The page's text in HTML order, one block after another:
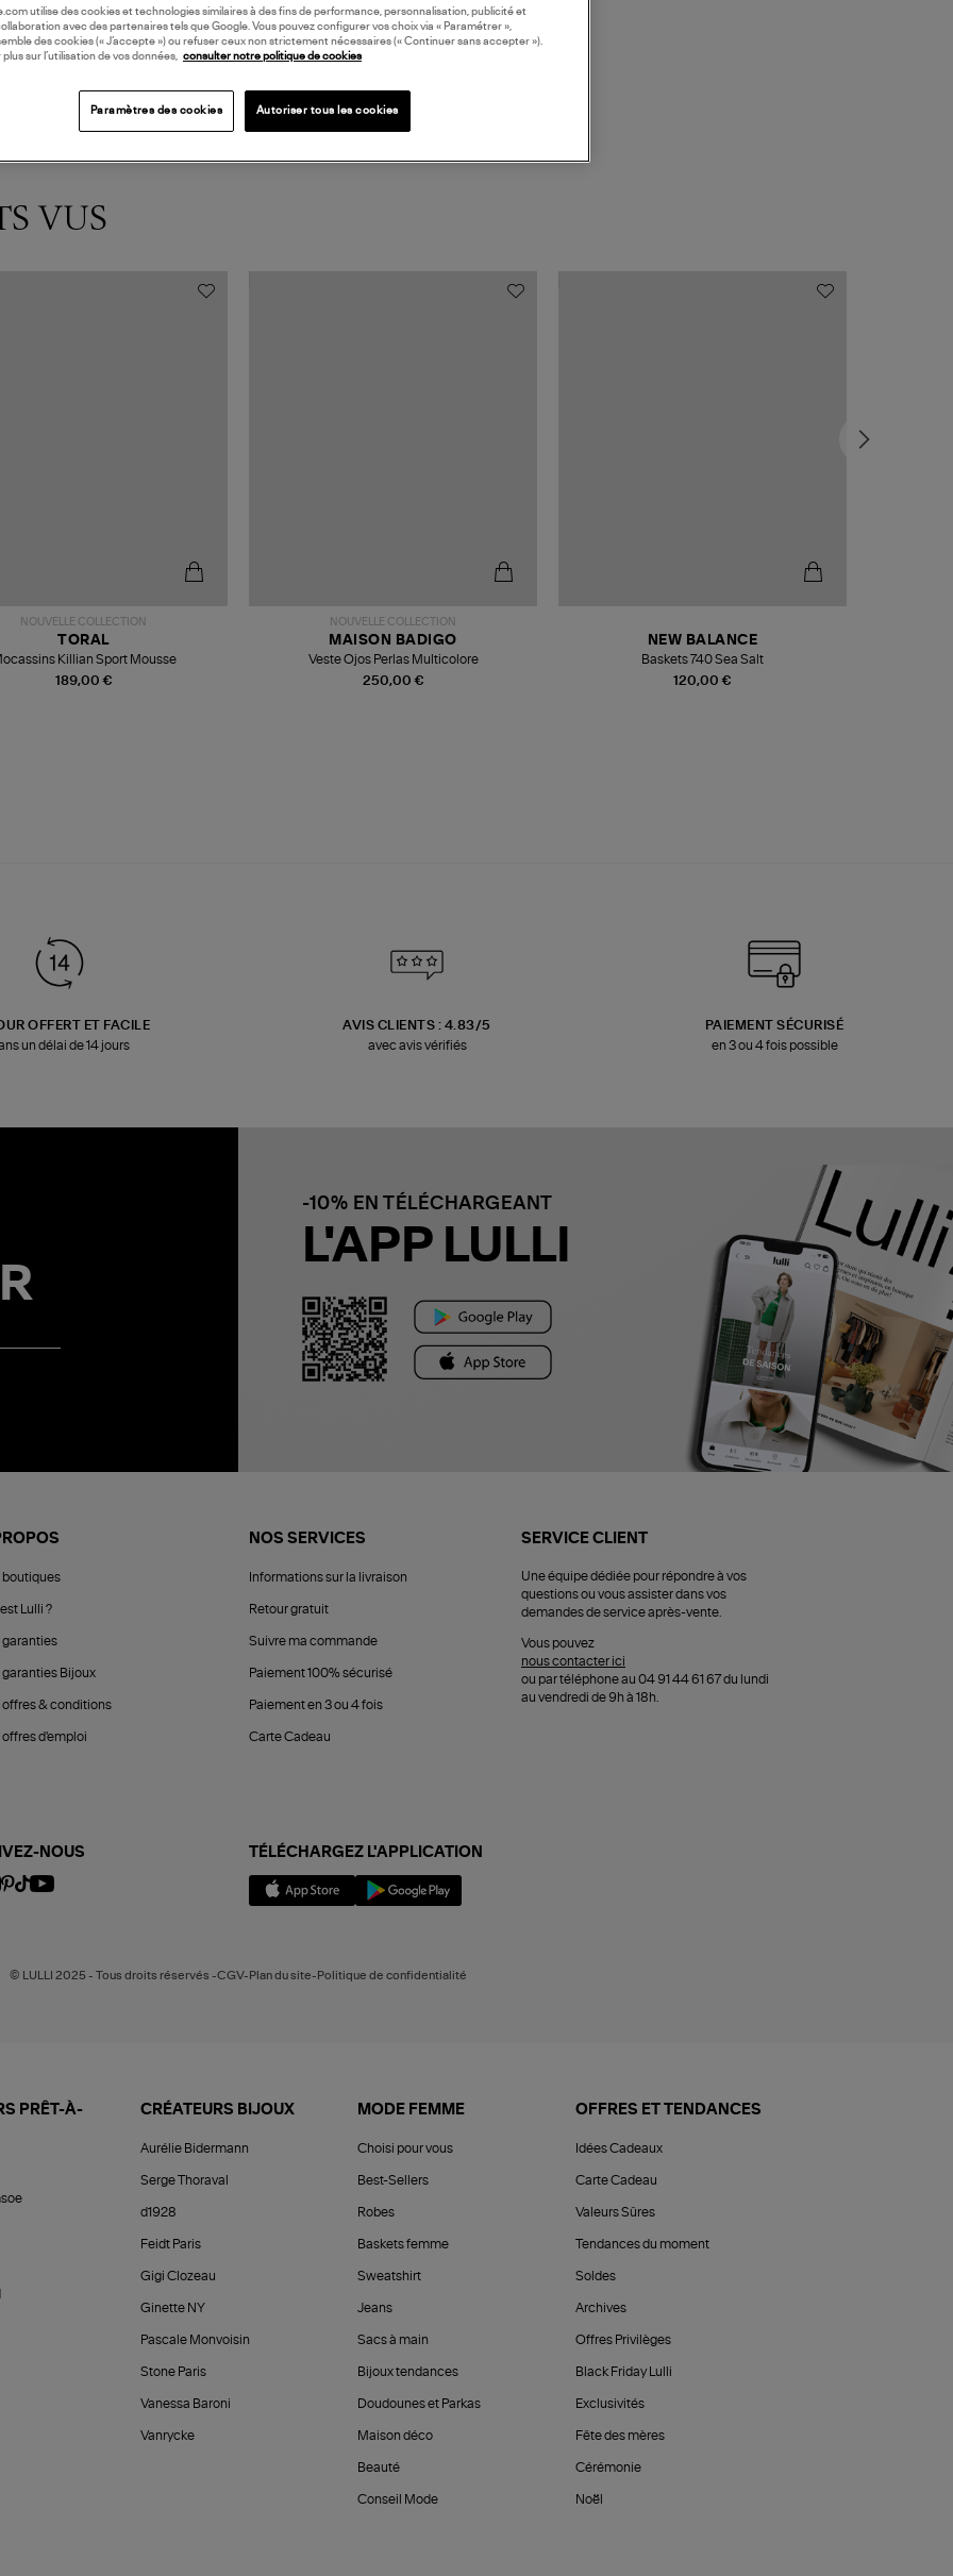
VUS
NOUVELLE COLLECTION
189,00 €
TORAL
Killian Sport Mousse
NOUVELLE COLLECTION
250,00 €
MAISON BADIGO
Veste Ojos Perlas Multicolore
120,00 €
NEW BALANCE
Baskets 740 Sea Salt
OFFERT ET FACILE
un délai de 14 jours
AVIS CLIENTS : 4.83/5
avec avis vérifiés
PAIEMENT SÉCURISÉ
en 3 ou 4 fois possible
-10% EN TÉLÉCHARGEANT
L'APP LULLI
boutiques
Lulli ?
garanties
garanties Bijoux
offres & conditions
offres d'emploi
NOS SERVICES
Informations sur la livraison
Retour gratuit
Suivre ma commande
Paiement 100% sécurisé
Paiement en 3 ou 4 fois
Carte Cadeau
SERVICE CLIENT
Une équipe dédiée pour répondre à vos
questions ou vous assister dans vos
demandes de service après-vente.
Vous pouvez
nous contacter ici
ou par téléphone au 04 91 44 61 67 du lundi
au vendredi de 9h à 18h.
NOUS TÉLÉCHARGEZ L'APPLICATION
© LULLI 2025 - Tous droits réservés -CGV-Plan du site-Politique de confidentialité
PRÊT-À-
CRÉATEURS BIJOUX
Aurélie Bidermann
Serge Thoraval
d1928
Feidt Paris
Gigi Clozeau
Ginette NY
Pascale Monvoisin
Stone Paris
Vanessa Baroni
Vanrycke
MODE FEMME
Choisi pour vous
Best-Sellers
Robes
Baskets femme
Sweatshirt
Jeans
Sacs à main
Bijoux tendances
Doudounes et Parkas
Maison déco
Beauté
Conseil Mode
OFFRES ET TENDANCES
Idées Cadeaux
Carte Cadeau
Valeurs Sûres
Tendances du moment
Soldes
Archives
Offres Privilèges
Black Friday Lulli
Exclusivités
Fête des mères
Cérémonie
Noël
utilise des cookies et technologies similaires à des fins de performance, personnalisation, publicité et
avec des partenaires tels que Google. Vous pouvez configurer vos choix via « Paramétrer »,
des cookies (« J’accepte ») ou refuser ceux non strictement nécessaires (« Continuer sans accepter »).
plus sur l’utilisation de vos données, consulter notre politique de cookies
Paramètres des cookies Autoriser tous les cookies